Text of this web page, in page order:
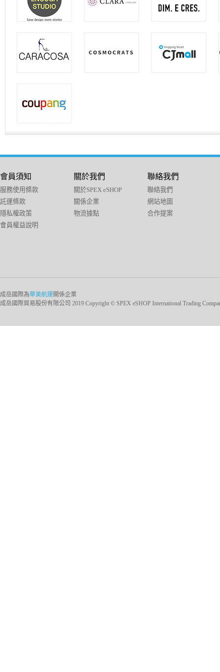
會員須知
服務使用條款
託運條款
隱私權政策
會員權益說明
關於我們
關於SPEX eSHOP
關係企業
物流據點
聯絡我們
聯絡我們
網站地圖
合作提案
成岳國際為華美航運關係企業
成岳國際貿易股份有限公司 2019 Copyright © SPEX eSHOP International Trading